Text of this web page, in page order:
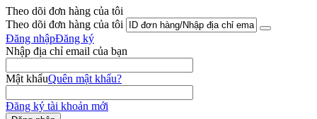
Theo dõi đơn hàng của tôi
Theo dõi đơn hàng của tôi
Đăng nhậpĐăng ký
Nhập địa chỉ email của bạn
Mật khẩuQuên mật khẩu?
Đăng ký tài khoản mới